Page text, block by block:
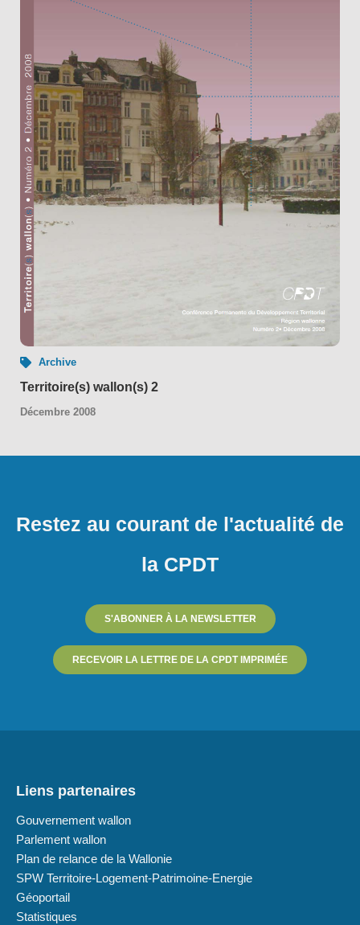
Archive
Territoire(s) wallon(s) 2
Décembre 2008
Restez au courant de l'actualité de
la CPDT
S'ABONNER À LA NEWSLETTER
RECEVOIR LA LETTRE DE LA CPDT IMPRIMÉE
Liens partenaires
Gouvernement wallon
Parlement wallon
Plan de relance de la Wallonie
SPW Territoire-Logement-Patrimoine-Energie
Géoportail
Statistiques